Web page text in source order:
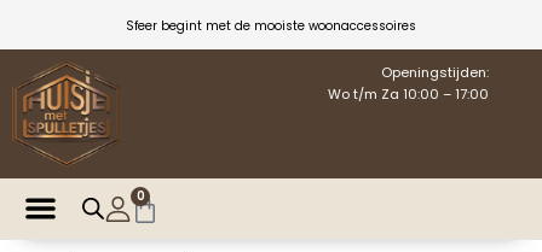
inhoud
Sfeer begint met de mooiste woonaccessoires
Openingstijden:
Wo t/m Za 10:00 – 17:00
0
Winkelwagen